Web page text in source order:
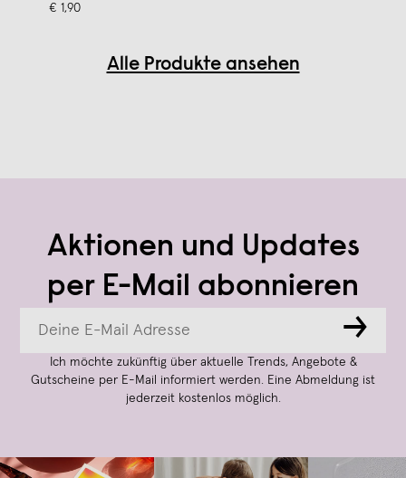
€ 1,90
Alle Produkte ansehen
Aktionen und Updates
per E-Mail abonnieren
→
Ich möchte zukünftig über aktuelle Trends, Angebote &
Gutscheine per E-Mail informiert werden. Eine Abmeldung ist
jederzeit kostenlos möglich.